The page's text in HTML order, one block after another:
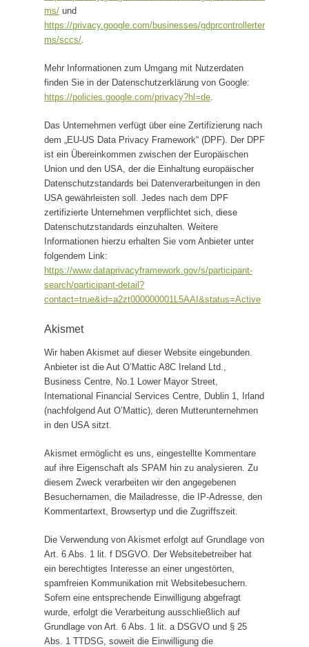
ms/ und
https://privacy.google.com/businesses/gdprcontrollerter
ms/sccs/.
Mehr Informationen zum Umgang mit Nutzerdaten
finden Sie in der Datenschutzerklärung von Google:
https://policies.google.com/privacy?hl=de.
Das Unternehmen verfügt über eine Zertifizierung nach
dem „EU-US Data Privacy Framework“ (DPF). Der DPF
ist ein Übereinkommen zwischen der Europäischen
Union und den USA, der die Einhaltung europäischer
Datenschutzstandards bei Datenverarbeitungen in den
USA gewährleisten soll. Jedes nach dem DPF
zertifizierte Unternehmen verpflichtet sich, diese
Datenschutzstandards einzuhalten. Weitere
Informationen hierzu erhalten Sie vom Anbieter unter
folgendem Link:
https://www.dataprivacyframework.gov/s/participant-
search/participant-detail?
contact=true&id=a2zt000000001L5AAI&status=Active
Akismet
Wir haben Akismet auf dieser Website eingebunden.
Anbieter ist die Aut O’Mattic A8C Ireland Ltd.,
Business Centre, No.1 Lower Mayor Street,
International Financial Services Centre, Dublin 1, Irland
(nachfolgend Aut O’Mattic), deren Mutterunternehmen
in den USA sitzt.
Akismet ermöglicht es uns, eingestellte Kommentare
auf ihre Eigenschaft als SPAM hin zu analysieren. Zu
diesem Zweck verarbeiten wir den angegebenen
Besuchernamen, die Mailadresse, die IP-Adresse, den
Kommentartext, Browsertyp und die Zugriffszeit.
Die Verwendung von Akismet erfolgt auf Grundlage von
Art. 6 Abs. 1 lit. f DSGVO. Der Websitebetreiber hat
ein berechtigtes Interesse an einer ungestörten,
spamfreien Kommunikation mit Websitebesuchern.
Sofern eine entsprechende Einwilligung abgefragt
wurde, erfolgt die Verarbeitung ausschließlich auf
Grundlage von Art. 6 Abs. 1 lit. a DSGVO und § 25
Abs. 1 TTDSG, soweit die Einwilligung die